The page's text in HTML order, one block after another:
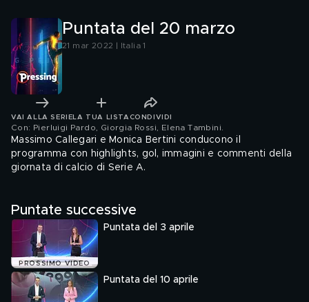
Puntata del 20 marzo
21 mar 2022 | Italia 1
VAI ALLA SERIE LA TUA LISTA CONDIVIDI
Con: Pierluigi Pardo, Giorgia Rossi, Elena Tambini
Massimo Callegari e Monica Bertini conducono il
programma con highlights, gol, immagini e commenti della
giornata di calcio di Serie A.
Puntate successive
PROSSIMO VIDEO
Puntata del 3 aprile
Puntata del 10 aprile